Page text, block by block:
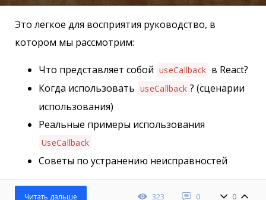
Это легкое для восприятия руководство, в
котором мы рассмотрим:
Что представляет собой useCallback в React?
Когда использовать useCallback ? (сценарии
использования)
Реальные примеры использования
UseCallback
Советы по устранению неисправностей
323 0 0
Читать дальше